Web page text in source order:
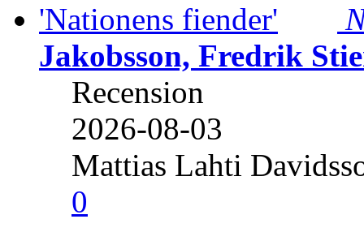
Jakobsson, Fredrik
Recension
2026-08-03
Mattias Lahti
0